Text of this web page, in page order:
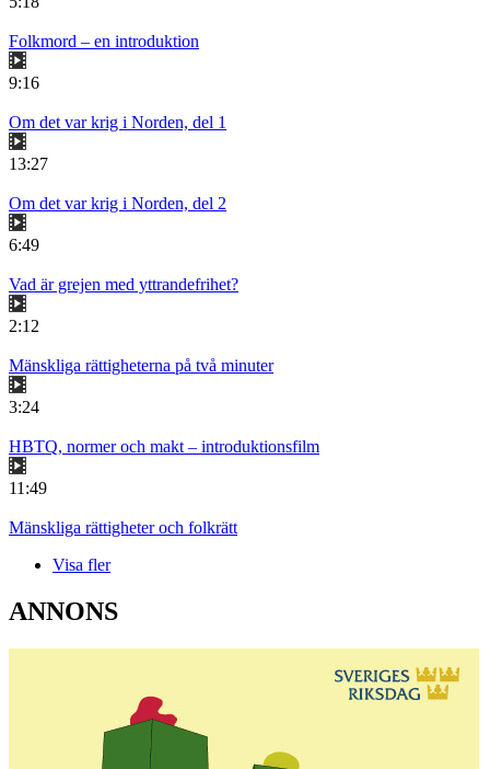
Folkmord – en introduktion
9:16
Om det var krig i Norden, del 1
13:27
Om det var krig i Norden, del 2
6:49
Vad är grejen med yttrandefrihet?
2:12
Mänskliga rättigheterna på två minuter
3:24
HBTQ, normer och makt – introduktionsfilm
11:49
Mänskliga rättigheter och folkrätt
Visa fler
ANNONS